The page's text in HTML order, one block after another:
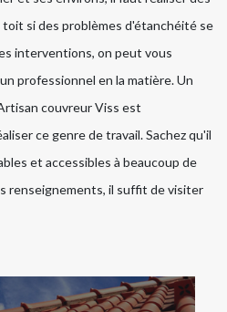
si des problèmes d'étanchéité se
interventions, on peut vous
professionnel en la matière. Un
couvreur Viss est
ce genre de travail. Sachez qu'il
et accessibles à beaucoup de
renseignements, il suffit de visiter